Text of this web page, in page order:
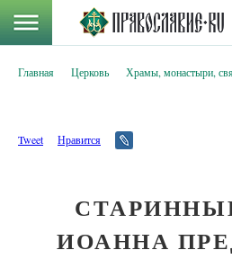
Главная Церковь Храмы, монастыри,
Tweet Нравится
ИОАННА